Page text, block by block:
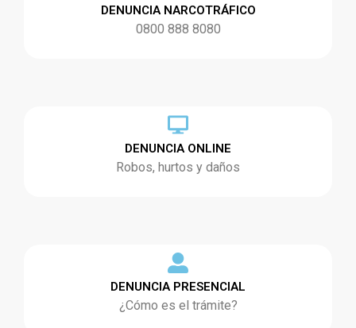
DENUNCIA NARCOTRÁFICO
0800 888 8080
DENUNCIA ONLINE
Robos, hurtos y daños
DENUNCIA PRESENCIAL
¿Cómo es el trámite?